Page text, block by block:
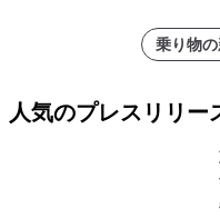
乗り物
人気のプレスリリー